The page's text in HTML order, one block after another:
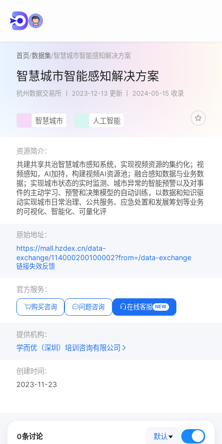
首页/数据集/智慧城市智能感知解决方案
智慧城市智能感知解决方案
杭州数据交易所 2023-12-13 更新 2024-05-15 收录
智慧城市 人工智能
资源简介：
共建共享共治智慧城市感知系统，实现视频资源的集约化；视
频感知，AI加持，构建视频AI资源池；融合感知数据与业务数
据；实现城市状态的实时监测、城市异常的智能预警以及对事
件的主动学习、预警和决策模型的自动训练，以数据和知识驱
动实现城市日常治理、公共服务、应急处置和发展筹划等业务
的可视化、智能化、可量化评
原始地址：
https://mall.hzdex.cn/data-
exchange/114000200100002?from=/data-exchange
链接失效反馈
官方服务：
购买咨询 问题咨询 在线客服 NEW
提供机构：
学而优（深圳）培训咨询有限公司
创建时间：
2023-11-23
0条讨论 默认